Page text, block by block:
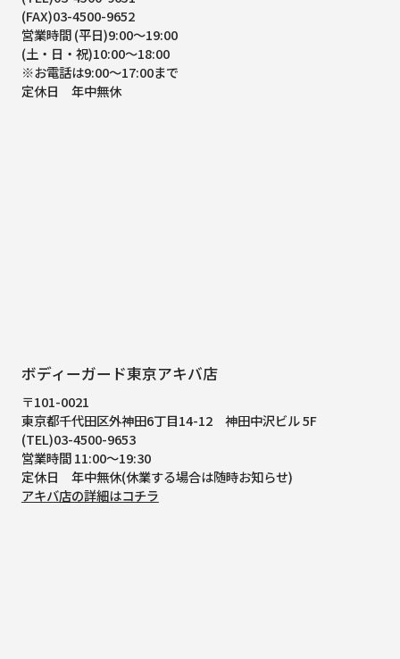
(FAX)03-4500-9652
営業時間 (平日)9:00～19:00
(土・日・祝)10:00～18:00
※お電話は9:00～17:00まで
定休日 年中無休
ボディーガード東京アキバ店
〒101-0021
東京都千代田区外神田6丁目14-12 神田中沢ビル 5F
(TEL)03-4500-9653
営業時間 11:00～19:30
定休日 年中無休(休業する場合は随時お知らせ)
アキバ店の詳細はコチラ